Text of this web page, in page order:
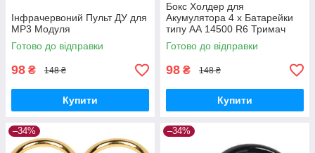
Інфрачервоний Пульт ДУ для
MP3 Модуля
Готово до відправки
98 ₴ 148 ₴
Купити
Бокс Холдер для
Акумулятора 4 х Батарейки
типу АА 14500 R6 Тримач
Holder
Готово до відправки
98 ₴ 148 ₴
Купити
–34% –34%